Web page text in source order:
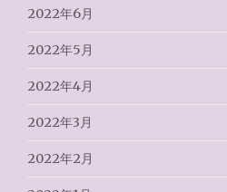
2022年6月
2022年5月
2022年4月
2022年3月
2022年2月